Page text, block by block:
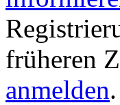
früheren
anmelden.